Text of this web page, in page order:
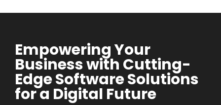
Empowering Your
Business with Cutting-
Edge Software Solutions
for a Digital Future